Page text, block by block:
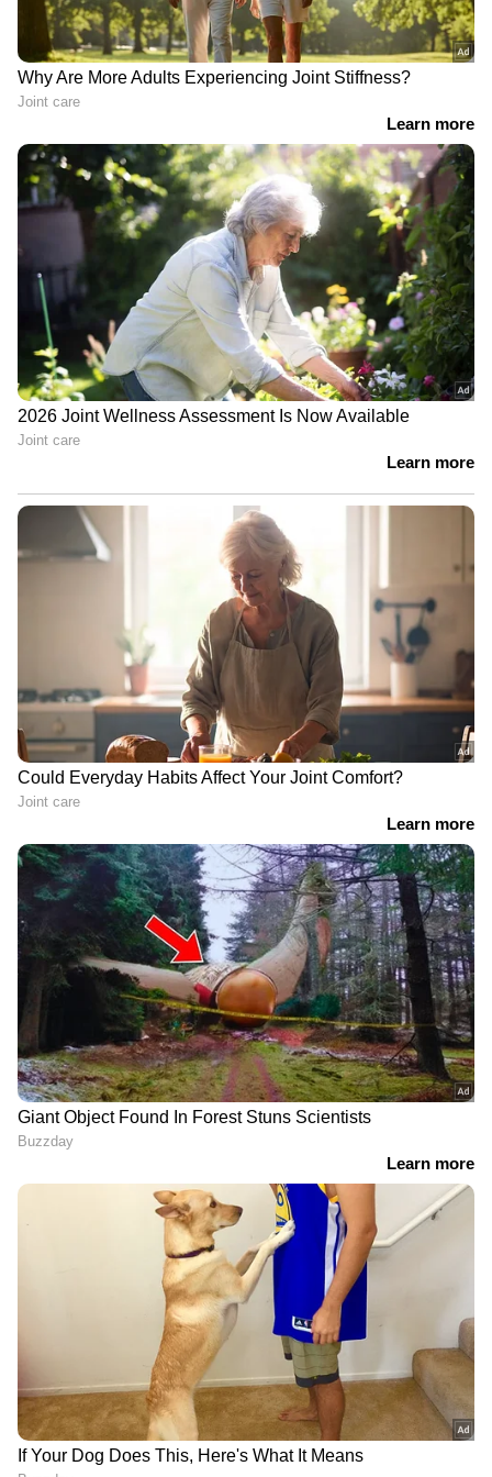
LATEST VIDEOS
കേരളത്തിലെ എല്ലാ വാർത്തകൾKerala
Newsഅറിയാൻ എപ്പോഴും ഏഷ്യാനെറ്റ്
ന്യൂസ് വാർത്തകൾ.Malayalam News
തത്സമയ അപ്‌ഡേറ്റുകളും ആഴത്തിലുള്ള
വിശകലനവും സമഗ്രമായ റിപ്പോർട്ടിംഗും —
എല്ലാം ഒരൊറ്റ സ്ഥലത്ത്. ഏത് സമയത്തും,
എവിടെയും വിശ്വസനീയമായ വാർത്തകൾ
Asianet News Malayalam
ABOUT THE AUTHOR
2018 മുതല്‍ ഏഷ്യാനെറ്റ് ന്യൂസ് ഓണ്‍ലൈനില്‍
പ്രവര്‍ത്തിക്കുന്നു. നിലവില്‍ ചീഫ് സബ് എഡിറ്റര്‍.
ഫിലോസഫിയിൽ ബിരുദവും ജേണലിസത്തില്‍ പോസ്റ്റ്
ഗ്രാജുവേറ്റ് ഡിപ്ലോമയും നേടി. കേരള, ദേശീയ,
അന്താരാഷ്ട്ര വാര്‍ത്തകള്‍, സ്പോർട്സ്,
രമേശ് ചെന്നിത്തല വി ഡി സതീശൻ